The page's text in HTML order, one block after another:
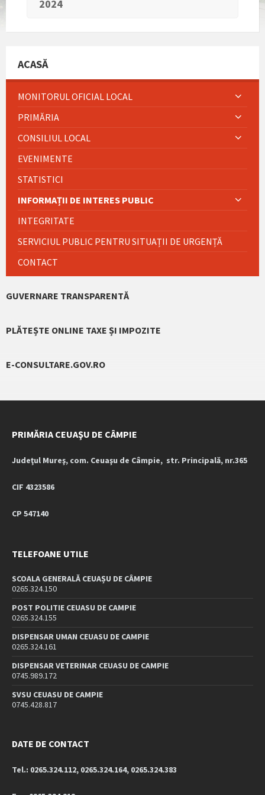
2024
ACASĂ
MONITORUL OFICIAL LOCAL
PRIMĂRIA
CONSILIUL LOCAL
EVENIMENTE
STATISTICI
INFORMAȚII DE INTERES PUBLIC
INTEGRITATE
SERVICIUL PUBLIC PENTRU SITUAȚII DE URGENȚĂ
CONTACT
GUVERNARE TRANSPARENTĂ
PLĂTEȘTE ONLINE TAXE ȘI IMPOZITE
E-CONSULTARE.GOV.RO
PRIMĂRIA CEUAŞU DE CÂMPIE
Judeţul Mureş, com. Ceuaşu de Câmpie, str. Principală, nr.365
CIF 4323586
CP 547140
TELEFOANE UTILE
SCOALA GENERALĂ CEUAȘU DE CÂMPIE
0265.324.150
POST POLITIE CEUASU DE CAMPIE
0265.324.155
DISPENSAR UMAN CEUASU DE CAMPIE
0265.324.161
DISPENSAR VETERINAR CEUASU DE CAMPIE
0745.989.172
SVSU CEUASU DE CAMPIE
0745.428.817
DATE DE CONTACT
Tel.: 0265.324.112, 0265.324.164, 0265.324.383